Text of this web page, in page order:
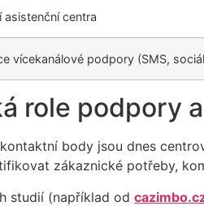
asistenční centra
vícekanálové podpory (SMS,
role podpory
body jsou dnes
zákaznické potřeby,
studií (například od